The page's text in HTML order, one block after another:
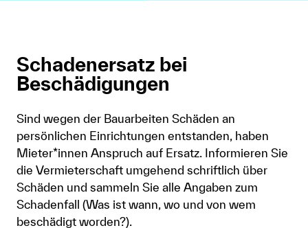
Schadenersatz bei
Beschädigungen
Sind wegen der Bauarbeiten Schäden an
persönlichen Einrichtungen entstanden, haben
Mieter*innen Anspruch auf Ersatz. Informieren Sie
die Vermieterschaft umgehend schriftlich über
Schäden und sammeln Sie alle Angaben zum
Schadenfall (Was ist wann, wo und von wem
beschädigt worden?).